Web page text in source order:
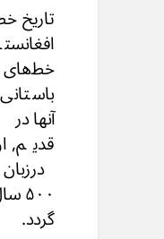
تاریخ
خط‌های
آنها
قدیم,
گردد.